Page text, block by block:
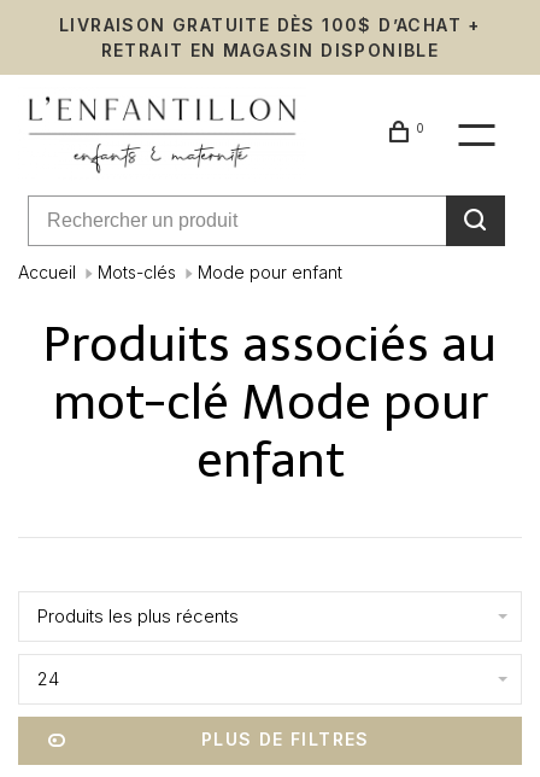
LIVRAISON GRATUITE DÈS 100$ D’ACHAT +
RETRAIT EN MAGASIN DISPONIBLE
0
Accueil Mots-clés Mode pour enfant
Produits associés au
mot-clé Mode pour
enfant
Produits les plus récents
24
PLUS DE FILTRES